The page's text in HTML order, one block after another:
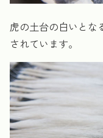
虎の土台の白いとな
されています。